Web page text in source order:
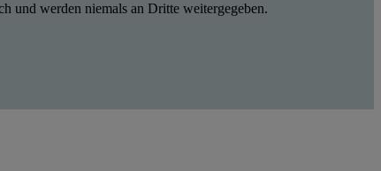
und werden niemals an Dritte weitergegeben.